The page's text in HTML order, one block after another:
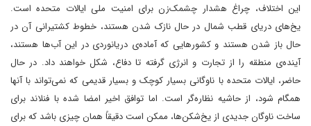
این اختلاف، چراغ هشدار چشمک‌زن برای امنیت ملی ایالات متحده است.
یخ‌های دریای قطب شمال در حال نازک شدن هستند، خطوط کشتیرانی آن در
حال باز شدن هستند و کشورهایی که آماده‌ی دریانوردی در این آب‌ها هستند،
آینده‌ی منطقه را از تجارت و انرژی گرفته تا دفاع، شکل خواهند داد. در حال
حاضر، ایالات متحده با ناوگانی بسیار کوچک و بسیار قدیمی که نمی‌تواند با آنها
همگام شود، از حاشیه نظاره‌گر است. اما توافق اخیر امضا شده با فنلاند برای
ساخت ناوگان جدیدی از یخ‌شکن‌ها، ممکن است دقیقاً همان چیزی باشد که برای